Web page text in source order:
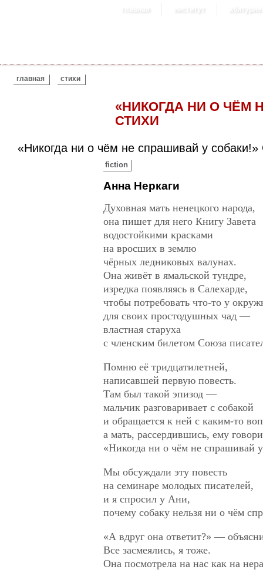
главная институт
ВЫ ЗДЕСЬ
главная стихи
«НИКОГДА НИ О ЧЁМ
СТИХИ
«Никогда ни о чём не спрашивай у собаки!»
fiction
Анна Неркаги
Духовная мать ненецкого народа,
она пишет для него Книгу Завета
водостойкими красками
на вросших в землю
чёрных ледниковых валунах.
Она живёт в ямальской тундре,
изредка появляясь в Салехарде,
чтобы потребовать что-то у
для своих простодушных чад —
властная старуха
с членским билетом Союза
Помню её тридцатилетней,
написавшей первую повесть.
Там был такой эпизод —
мальчик разговаривает с собакой
и обращается к ней с каким-то
а мать, рассердившись, ему
«Никогда ни о чём не спрашивай
Мы обсуждали эту повесть
на семинаре молодых писателей,
и я спросил у Ани,
почему собаку нельзя ни о чём
«А вдруг она ответит?» —
Все засмеялись, я тоже.
Она посмотрела на нас как на